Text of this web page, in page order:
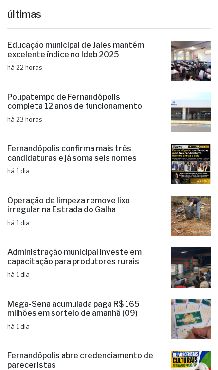
últimas
Educação municipal de Jales mantém
excelente índice no Ideb 2025
há 22 horas
Poupatempo de Fernandópolis
completa 12 anos de funcionamento
há 23 horas
Fernandópolis confirma mais três
candidaturas e já soma seis nomes
há 1 dia
Operação de limpeza remove lixo
irregular na Estrada do Galha
há 1 dia
Administração municipal investe em
capacitação para produtores rurais
há 1 dia
Mega-Sena acumulada paga R$ 165
milhões em sorteio de amanhã (09)
há 1 dia
Fernandópolis abre credenciamento de
pareceristas